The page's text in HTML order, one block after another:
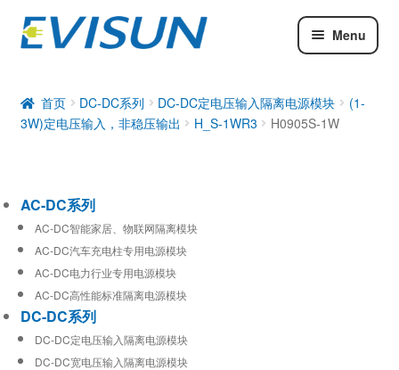
Menu
DC-DC系列
工业通信模块
首页 DC-DC系列 DC-DC定电压输入隔离电源模块
(1-
3W)定电压输入，非稳压输出
H_S-1WR3 H0905S-1W
AC-DC系列
AC-DC智能家居、物联网隔离模块
AC-DC汽车充电柱专用电源模块
AC-DC电力行业专用电源模块
AC-DC高性能标准隔离电源模块
DC-DC系列
DC-DC定电压输入隔离电源模块
DC-DC宽电压输入隔离电源模块